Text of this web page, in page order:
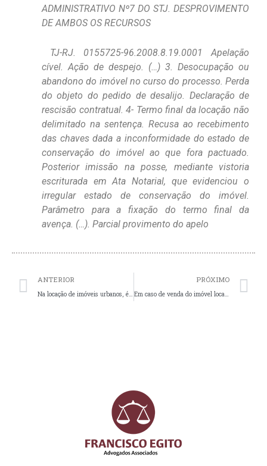
ADMINISTRATIVO Nº7 DO STJ. DESPROVIMENTO
DE AMBOS OS RECURSOS
TJ-RJ. 0155725-96.2008.8.19.0001 Apelação
cível. Ação de despejo. (…) 3. Desocupação ou
abandono do imóvel no curso do processo. Perda
do objeto do pedido de desalijo. Declaração de
rescisão contratual. 4- Termo final da locação não
delimitado na sentença. Recusa ao recebimento
das chaves dada a inconformidade do estado de
conservação do imóvel ao que fora pactuado.
Posterior imissão na posse, mediante vistoria
escriturada em Ata Notarial, que evidenciou o
irregular estado de conservação do imóvel.
Parâmetro para a fixação do termo final da
avença. (…). Parcial provimento do apelo
Prev
ANTERIOR
Na locação de imóveis urbanos, é permitida a cobrança adiantada do aluguel?
PRÓXIMO
Em caso de venda do imóvel locado a terceiros, como fica o contrato? O locatário tem de desocupar o imóvel imediatamente?